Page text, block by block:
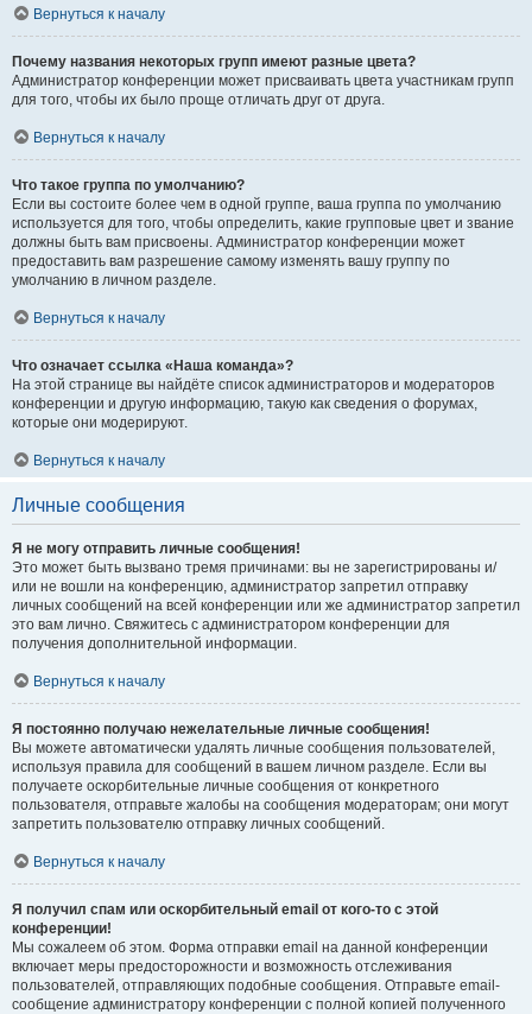
Вернуться к началу
Почему названия некоторых групп имеют разные цвета?
Администратор конференции может присваивать цвета участникам групп
для того, чтобы их было проще отличать друг от друга.
Вернуться к началу
Что такое группа по умолчанию?
Если вы состоите более чем в одной группе, ваша группа по умолчанию
используется для того, чтобы определить, какие групповые цвет и звание
должны быть вам присвоены. Администратор конференции может
предоставить вам разрешение самому изменять вашу группу по
умолчанию в личном разделе.
Вернуться к началу
Что означает ссылка «Наша команда»?
На этой странице вы найдёте список администраторов и модераторов
конференции и другую информацию, такую как сведения о форумах,
которые они модерируют.
Вернуться к началу
Личные сообщения
Я не могу отправить личные сообщения!
Это может быть вызвано тремя причинами: вы не зарегистрированы и/
или не вошли на конференцию, администратор запретил отправку
личных сообщений на всей конференции или же администратор запретил
это вам лично. Свяжитесь с администратором конференции для
получения дополнительной информации.
Вернуться к началу
Я постоянно получаю нежелательные личные сообщения!
Вы можете автоматически удалять личные сообщения пользователей,
используя правила для сообщений в вашем личном разделе. Если вы
получаете оскорбительные личные сообщения от конкретного
пользователя, отправьте жалобы на сообщения модераторам; они могут
запретить пользователю отправку личных сообщений.
Вернуться к началу
Я получил спам или оскорбительный email от кого-то с этой
конференции!
Мы сожалеем об этом. Форма отправки email на данной конференции
включает меры предосторожности и возможность отслеживания
пользователей, отправляющих подобные сообщения. Отправьте email-
сообщение администратору конференции с полной копией полученного